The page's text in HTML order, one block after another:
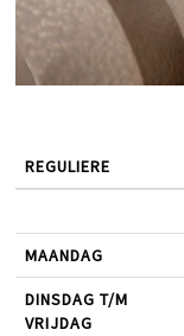
REGULIERE
MAANDAG
DINSDAG T/M
VRIJDAG